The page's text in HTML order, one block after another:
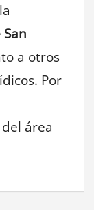
a otros
Por
área